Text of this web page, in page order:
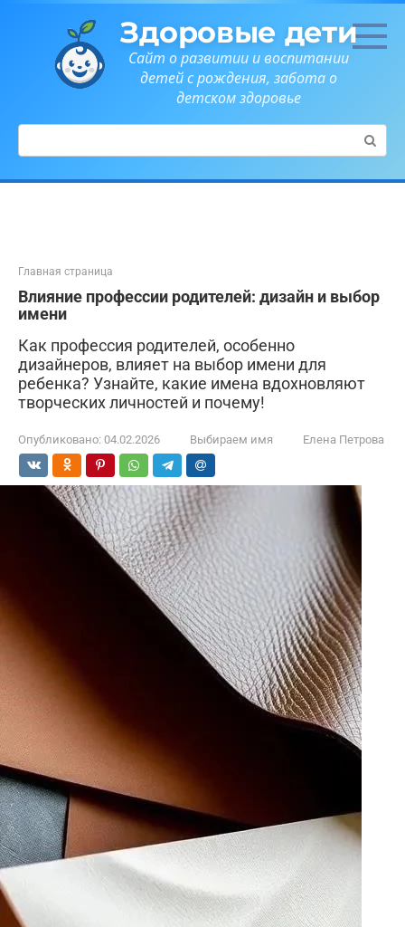
Здоровые дети
Сайт о развитии и воспитании
детей с рождения, забота о
детском здоровье
Поиск:
Главная страница
Влияние профессии родителей: дизайн и выбор
имени
Как профессия родителей, особенно
дизайнеров, влияет на выбор имени для
ребенка? Узнайте, какие имена вдохновляют
творческих личностей и почему!
Опубликовано: 04.02.2026 Выбираем имя Елена Петрова